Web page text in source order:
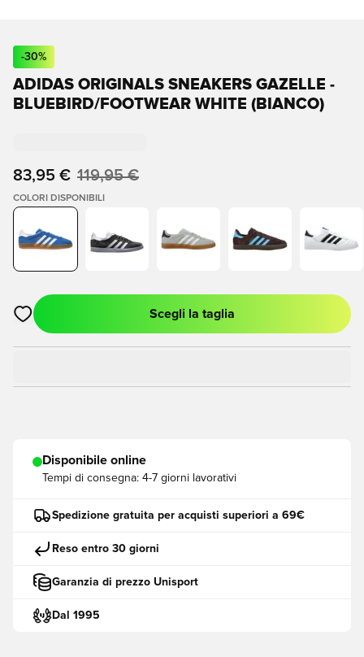
-30%
ADIDAS ORIGINALS SNEAKERS GAZELLE -
BLUEBIRD/FOOTWEAR WHITE (BIANCO)
83,95 € 119,95 €
COLORI DISPONIBILI
Apre una finestra modale per accedere o registrarsi come
Scegli la taglia
Disponibile online
Tempi di consegna: 4-7 giorni lavorativi
Spedizione gratuita per acquisti superiori a 69€
Reso entro 30 giorni
Garanzia di prezzo Unisport
Dal 1995